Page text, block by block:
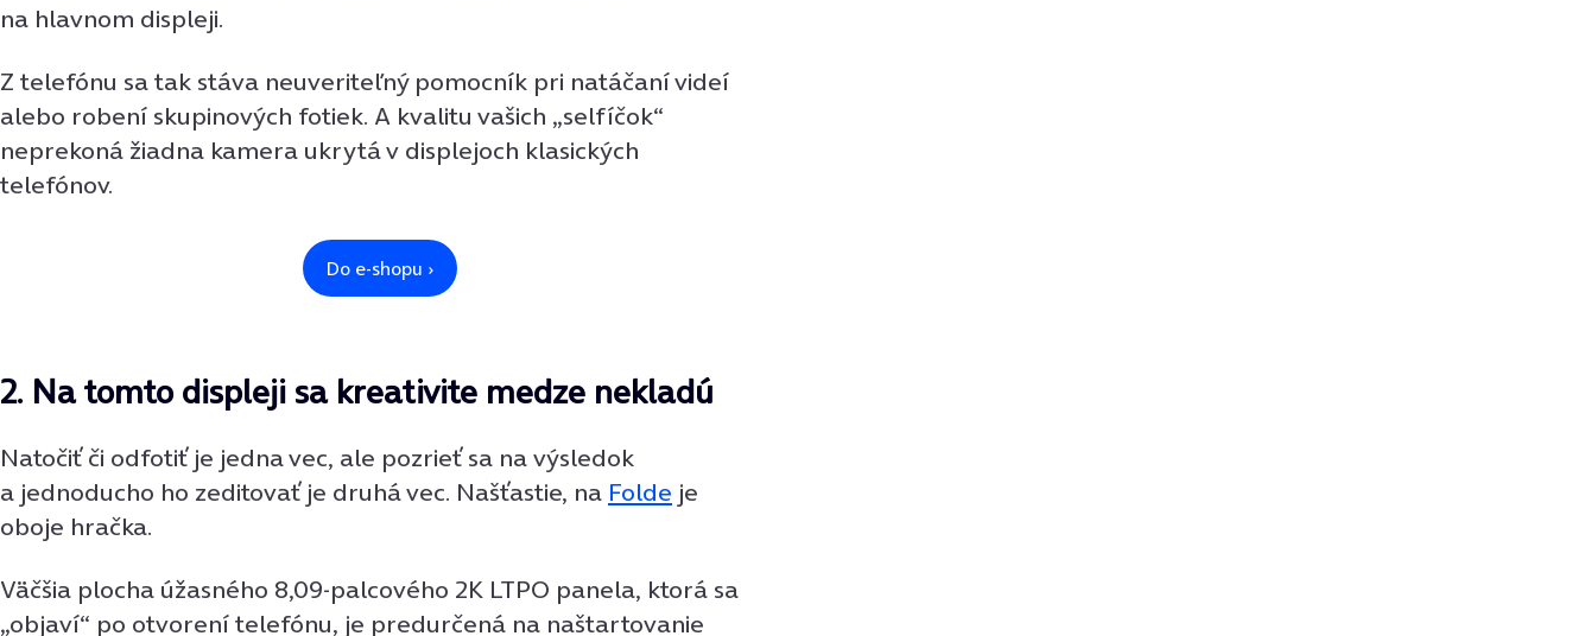
na hlavnom displeji.
Z telefónu sa tak stáva neuveriteľný pomocník pri natáčaní videí
alebo robení skupinových fotiek. A kvalitu vašich „selfíčok“
neprekoná žiadna kamera ukrytá v displejoch klasických
telefónov.
2. Na tomto displeji sa kreativite medze nekladú
Natočiť či odfotiť je jedna vec, ale pozrieť sa na výsledok
a jednoducho ho zeditovať je druhá vec. Našťastie, na Folde je
oboje hračka.
Väčšia plocha úžasného 8,09-palcového 2K LTPO panela, ktorá sa
„objaví“ po otvorení telefónu, je predurčená na naštartovanie